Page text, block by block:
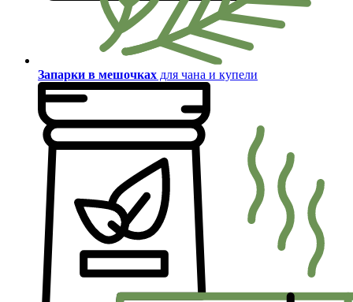
Запарки в мешочках для чана и купели